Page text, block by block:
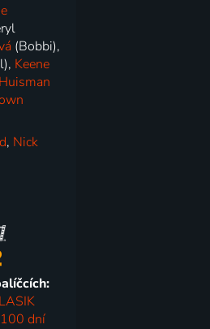
(Bobbi),
Keene
, Nick
dní